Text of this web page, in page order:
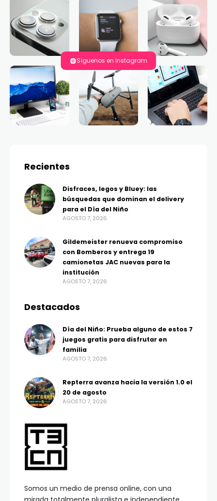
Síguenos en Instagram
Somos un medio de prensa online, con una
Recientes
Disfraces, legos y Bluey: las
búsquedas que dominan el delivery
para el Día del Niño
AGOSTO 7, 2026
Gildemeister renueva compromiso
con Bomberos y entrega 19
camionetas JAC nuevas para la
institución
AGOSTO 7, 2026
Destacados
Día del Niño: Prueba alguno de estos 7
juegos gratis para disfrutar en
familia
AGOSTO 7, 2026
Repterra avanza hacia la versión 1.0 el
20 de agosto
AGOSTO 7, 2026